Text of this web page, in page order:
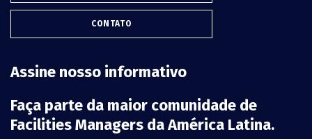
CONTATO
Assine nosso informativo
Faça parte da maior comunidade de
Facilities Managers da América Latina.